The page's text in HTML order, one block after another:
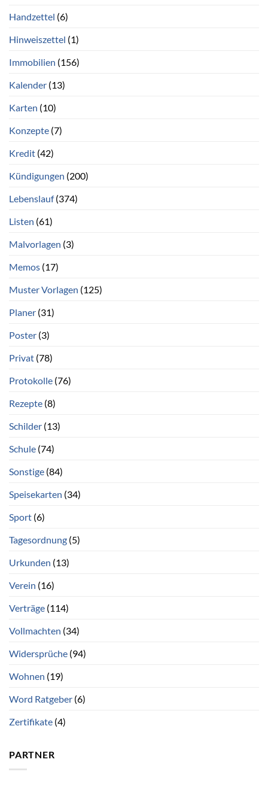
Handzettel (6)
Hinweiszettel (1)
Immobilien (156)
Kalender (13)
Karten (10)
Konzepte (7)
Kredit (42)
Kündigungen (200)
Lebenslauf(374)
Listen (61)
Malvorlagen (3)
Memos (17)
Muster Vorlagen (125)
Planer (31)
Poster (3)
Privat (78)
Protokolle (76)
Rezepte (8)
Schilder (13)
Schule (74)
Sonstige (84)
Speisekarten (34)
Sport (6)
Tagesordnung (5)
Urkunden (13)
Verein (16)
Verträge (114)
Vollmachten (34)
Widersprüche (94)
Wohnen (19)
Word Ratgeber (6)
Zertifikate (4)
PARTNER